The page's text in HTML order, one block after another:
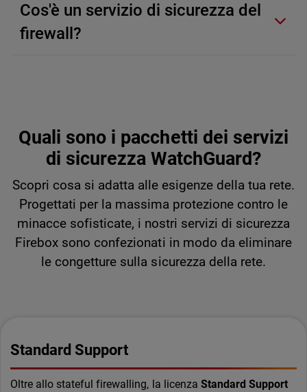
Cos'è un servizio di sicurezza del
firewall?
Quali sono i pacchetti dei servizi
di sicurezza WatchGuard?
Scopri cosa si adatta alle esigenze della tua rete.
Progettati per la massima protezione contro le
minacce sofisticate, i nostri servizi di sicurezza
Firebox sono confezionati in modo da eliminare
le congetture sulla sicurezza della rete.
Standard Support
Oltre allo stateful firewalling, la licenza Standard Support